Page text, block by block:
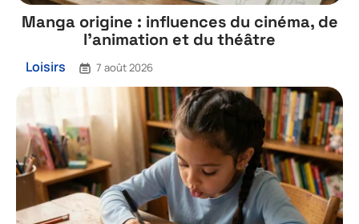
Manga origine : influences du cinéma, de
l’animation et du théâtre
Loisirs 7 août 2026